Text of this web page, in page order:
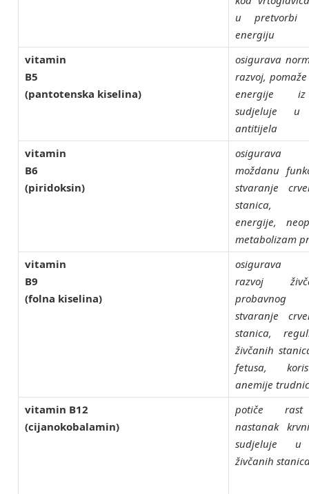
u pretvorbi
energiju
vitamin
B5
(pantotenska kiselina)
osigurava
razvoj,
energije
sudjeluje u
antitijela
vitamin
B6
(piridoksin)
osigurava
moždanu
stvaranje
stanica,
energije,
metabolizam
vitamin
B9
(folna kiselina)
osigurava
razvoj
probavnog
stvaranje
stanica,
živčanih
fetusa,
anemije
vitamin B12
(cijanokobalamin)
potiče rast
nastanak
sudjeluje u
živčanih